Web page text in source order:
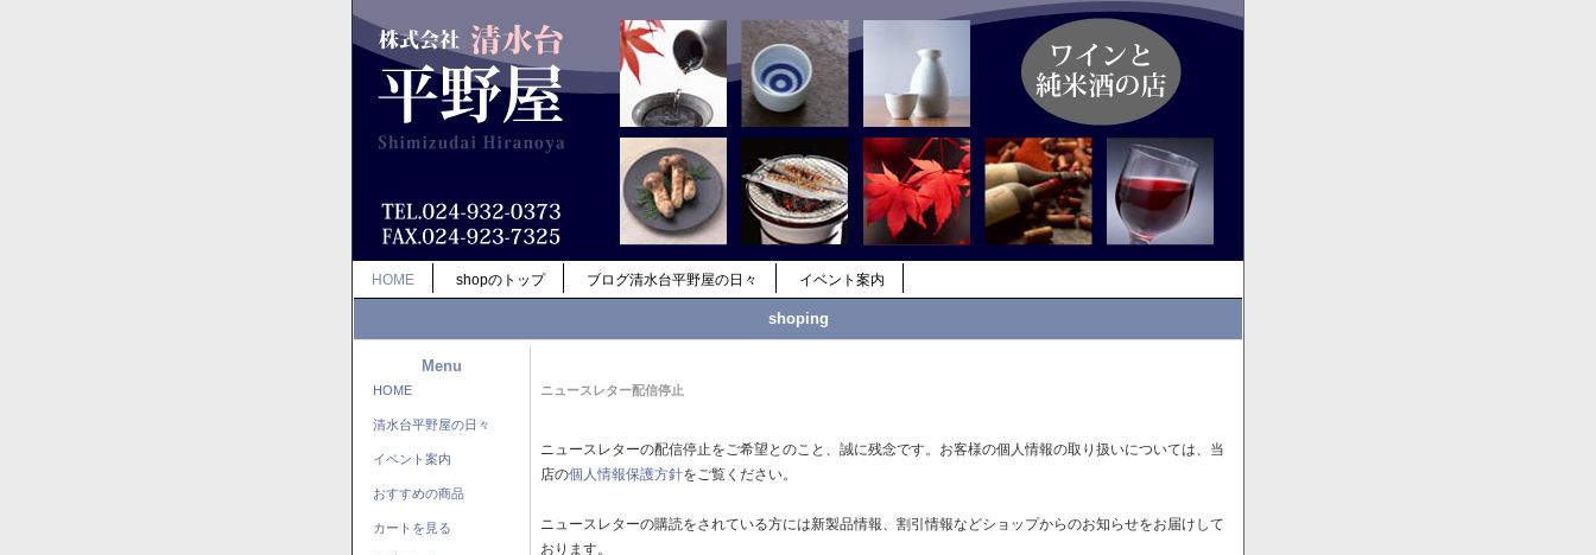
HOME shopのトップ ブログ清水台平野屋の日々 イベント案内
shoping
Menu
HOME
清水台平野屋の日々
イベント案内
おすすめの商品
カートを見る
ニュースレター配信停止
ニュースレターの配信停止をご希望とのこと、誠に残念です。お客様の個人情報の取り扱いについては、当
店の個人情報保護方針をご覧ください。
ニュースレターの購読をされている方には新製品情報、割引情報などショップからのお知らせをお届けして
おります。